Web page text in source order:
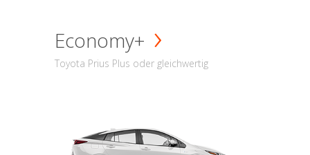
Economy+
Toyota Prius Plus oder gleichwertig